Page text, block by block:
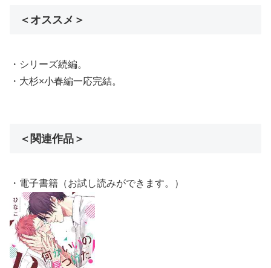
＜オススメ＞
・シリーズ続編。
・大杉×小春編一応完結。
＜関連作品＞
・電子書籍（お試し読みができます。）